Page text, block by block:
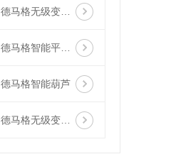
德马格无级变速智能葫芦
德马格智能平衡吊
德马格智能葫芦
德马格无级变速手控葫芦